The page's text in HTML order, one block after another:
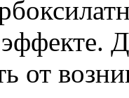
от